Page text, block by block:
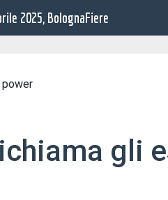
2025, BolognaFiere
gli